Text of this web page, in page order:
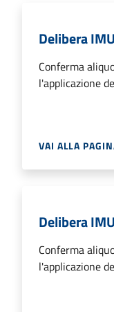
Delibera
Conferma
l'applicazione
VAI ALLA
Delibera
Conferma
l'applicazione